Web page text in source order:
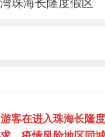
珠海长隆度假区
客在进入珠海长隆